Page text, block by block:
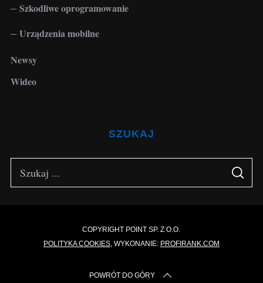
Szkodliwe oprogramowanie
Urządzenia mobilne
Newsy
Wideo
SZUKAJ
S
A
COPYRIGHT POINT SP. Z O.O.
POLITYKA COOKIES, WYKONANIE: PROFIRANK.COM
POWRÓT DO GÓRY